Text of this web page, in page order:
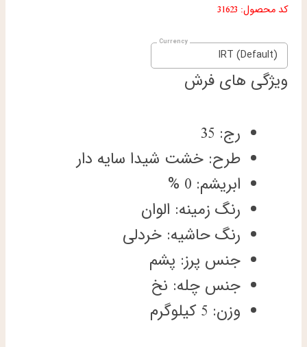
کد محصول: 31623
IRT (Default)
ویژگی های فرش
رج: 35
طرح: خشت شیدا سایه دار
ابریشم: 0 %
رنگ زمینه: الوان
رنگ حاشیه: خردلی
جنس پرز: پشم
جنس چله: نخ
وزن: 5 کیلوگرم